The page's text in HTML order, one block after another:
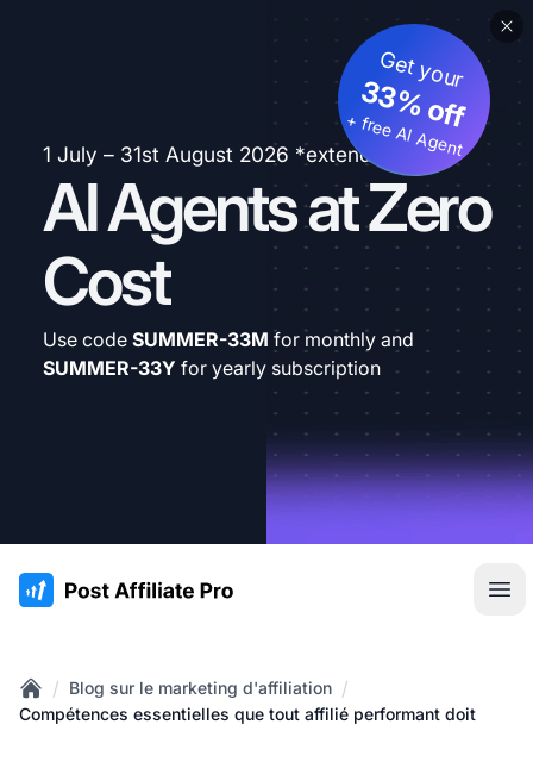
1 July – 31st August 2026 *extended
AI Agents at Zero
Cost
Get your
33% off
+ free AI Agent
Use code SUMMER-33M for monthly and
SUMMER-33Y for yearly subscription
:site.title
Home
/ Blog sur le marketing d'affiliation /
Compétences essentielles que tout affilié performant doit